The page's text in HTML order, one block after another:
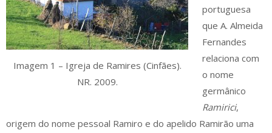
Imagem 1 – Igreja de Ramires (Cinfães).
NR. 2009.
portuguesa
que A. Almeida
Fernandes
relaciona com
o nome
germânico
Ramirici,
origem do nome pessoal Ramiro e do apelido Ramirão uma